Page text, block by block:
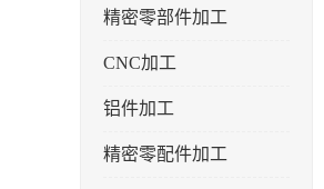
精密零部件加工
CNC加工
铝件加工
精密零配件加工